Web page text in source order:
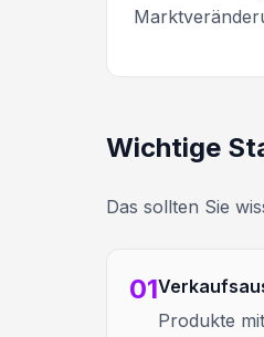
Wichtige
Das sollten Sie
01
Produkte